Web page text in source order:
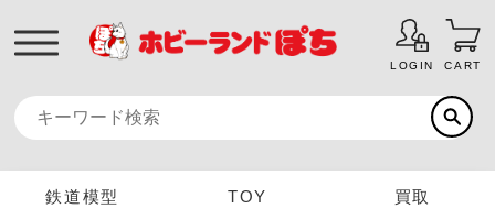
LOGIN CART
鉄道模型 TOY 買取